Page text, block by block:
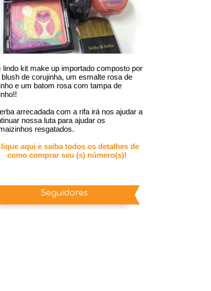
lindo kit make up importado composto por
blush de corujinha, um esmalte rosa de
e um batom rosa com tampa de
arrecadada com a rifa irá nos ajudar a
nossa luta para ajudar os
resgatados.
aqui e saiba todos os detalhes de
como comprar seu (s) número(s)!
Seguidores